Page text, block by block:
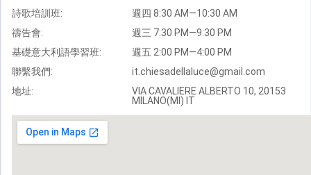
敬拜詩歌 圖庫
聖經金句
教會事工 志愿者招募
詩歌培訓班:
禱告會:
基礎意大利語學習班:
聯繫我們:
地址:
週四 8:30 AM—10:30 AM
週三 7:30 PM—9:30 PM
週五 2:00 PM—4:00 PM
it.chiesadellaluce@gmail.com
VIA CAVALIERE ALBERTO 10, 20153
MILANO(MI) IT